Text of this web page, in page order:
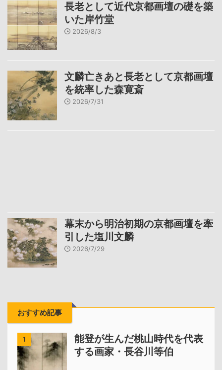
長老として近代京都画壇の礎を築
いた岸竹堂
2026/8/3
文麟亡きあと長老として京都画壇
を統率した森寛斎
2026/7/31
幕末から明治初期の京都画壇を牽
引した塩川文麟
2026/7/29
おすすめ記事
1
能登が生んだ桃山時代を代表
する画家・長谷川等伯